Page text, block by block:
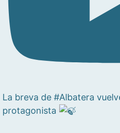
La breva de #Albatera
protagonista